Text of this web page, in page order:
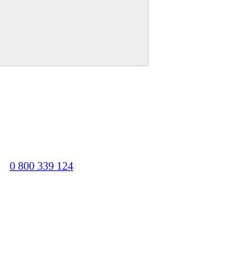
0 800 339 124